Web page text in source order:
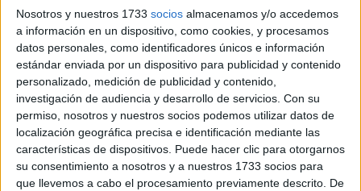
Nosotros y nuestros 1733 socios almacenamos y/o accedemos
a información en un dispositivo, como cookies, y procesamos
datos personales, como identificadores únicos e información
estándar enviada por un dispositivo para publicidad y contenido
personalizado, medición de publicidad y contenido,
investigación de audiencia y desarrollo de servicios. Con su
permiso, nosotros y nuestros socios podemos utilizar datos de
localización geográfica precisa e identificación mediante las
características de dispositivos. Puede hacer clic para otorgarnos
su consentimiento a nosotros y a nuestros 1733 socios para
que llevemos a cabo el procesamiento previamente descrito. De
DESCARGAR EN PDF